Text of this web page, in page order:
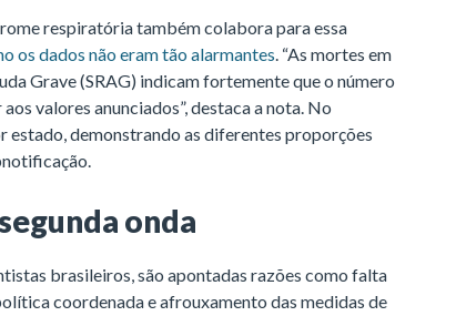
respiratória também colabora para essa
os dados não eram tão alarmantes. “As mortes em
Grave (SRAG) indicam fortemente que o número
valores anunciados”, destaca a nota. No
estado, demonstrando as diferentes proporções
onda
brasileiros, são apontadas razões como falta
coordenada e afrouxamento das medidas de